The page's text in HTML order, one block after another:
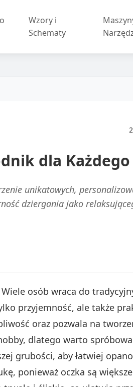
Wzory i
Schematy
dla Każdego
unikatowych,
dziergania jako
osób wraca do
przyjemność, ale także
oraz pozwala na
dlatego warto
grubości, aby łatwiej
ponieważ oczka są